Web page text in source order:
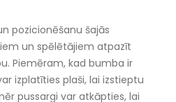
pozicionēšanu šajās
un spēlētājiem atpazīt
Piemēram, kad bumba ir
izplatīties plaši, lai izstieptu
pussargi var atkāpties, lai